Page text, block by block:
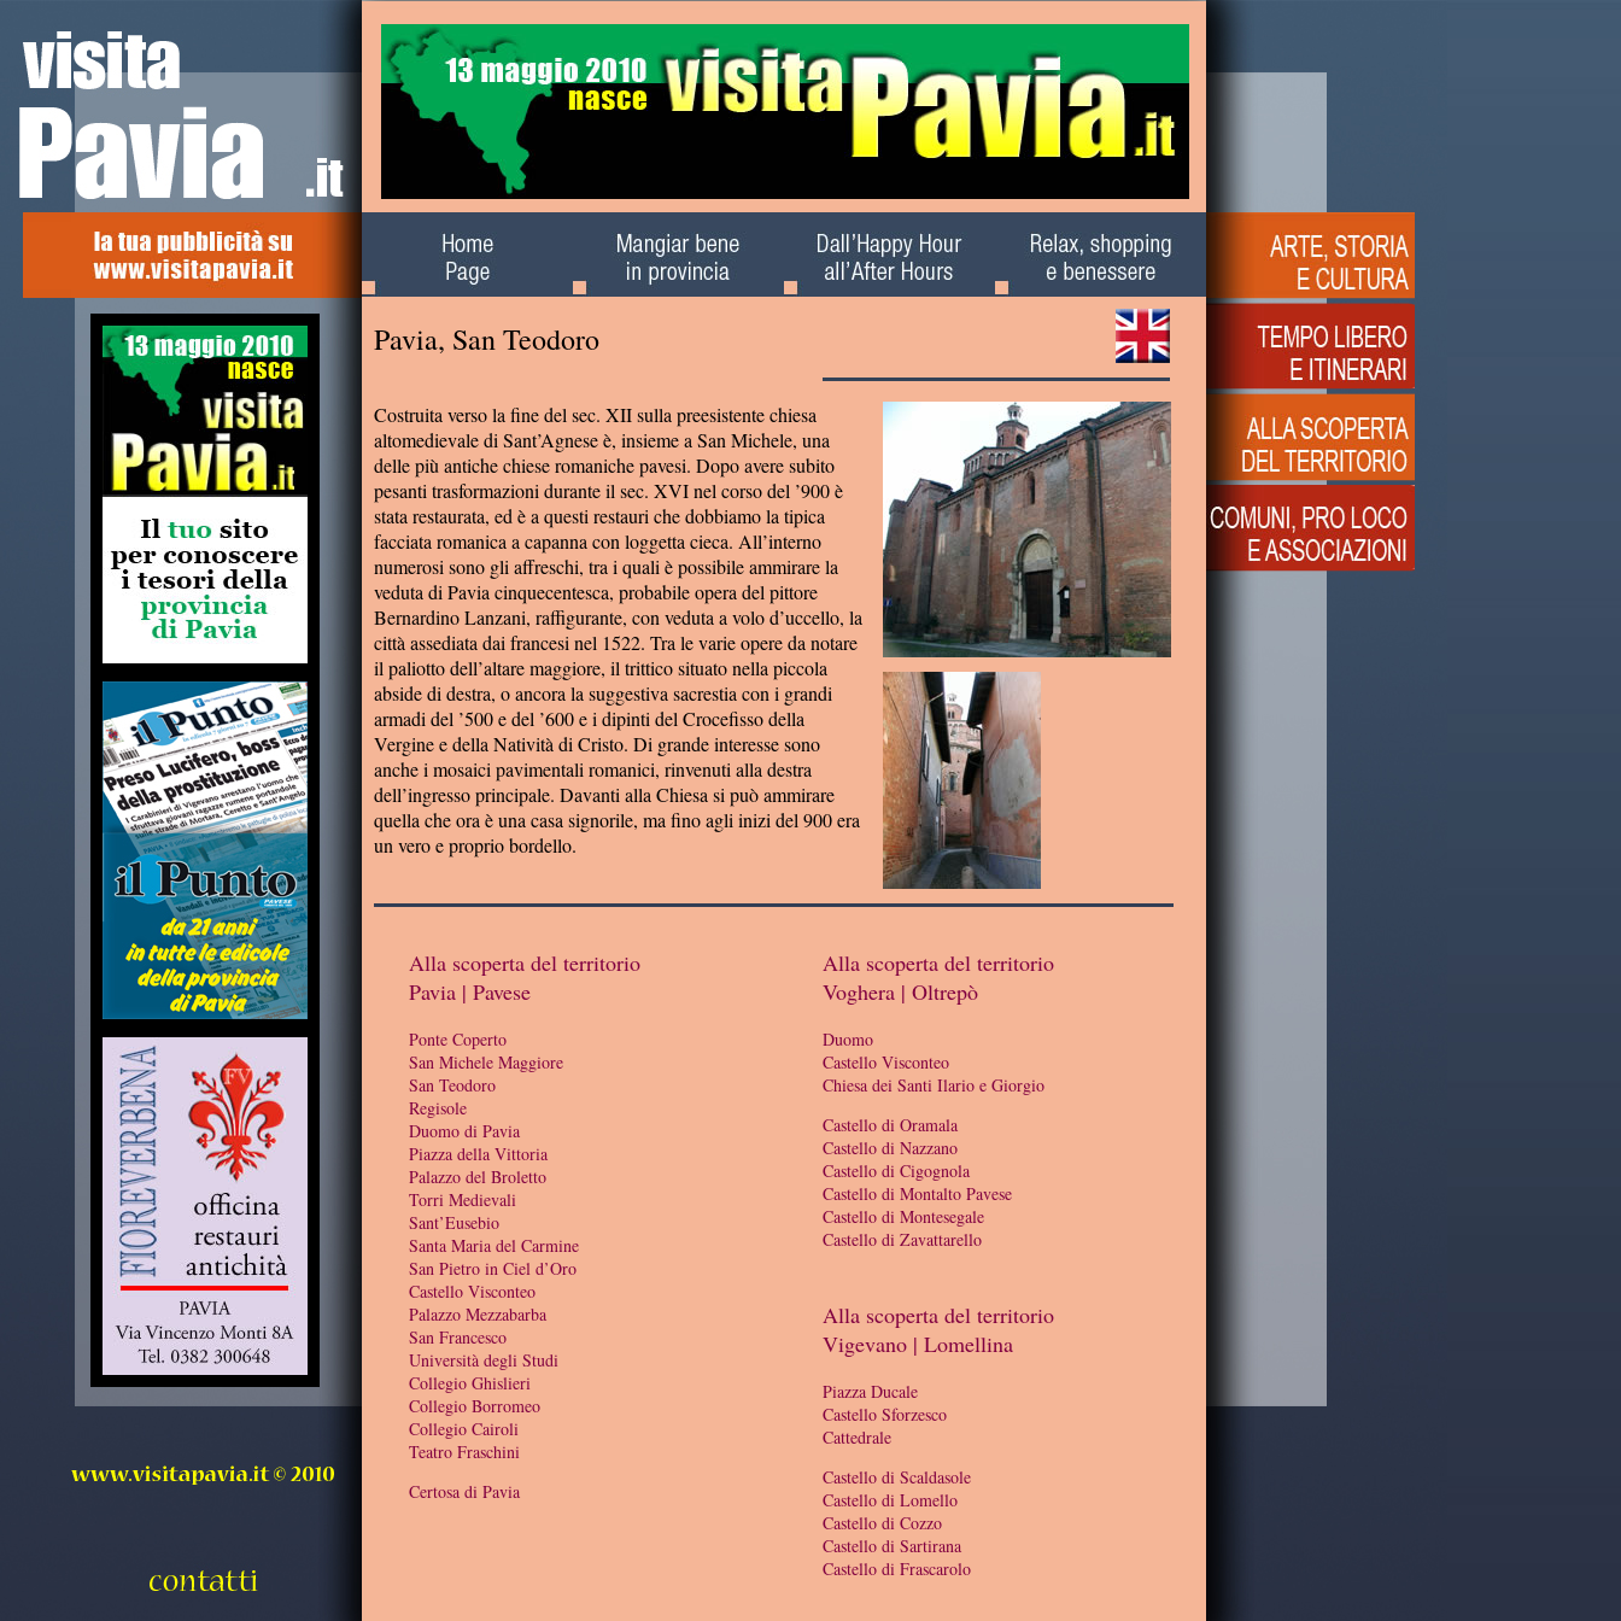
Costruita verso la fine del sec. XII sulla preesistente chiesa
altomedievale di Sant’Agnese è, insieme a San Michele, una
delle più antiche chiese romaniche pavesi. Dopo avere subito
pesanti trasformazioni durante il sec. XVI nel corso del ’900 è
stata restaurata, ed è a questi restauri che dobbiamo la tipica
facciata romanica a capanna con loggetta cieca. All’interno
numerosi sono gli affreschi, tra i quali è possibile ammirare la
veduta di Pavia cinquecentesca, probabile opera del pittore
Bernardino Lanzani, raffigurante, con veduta a volo d’uccello, la
città assediata dai francesi nel 1522. Tra le varie opere da notare
il paliotto dell’altare maggiore, il trittico situato nella piccola
abside di destra, o ancora la suggestiva sacrestia con i grandi
armadi del ’500 e del ’600 e i dipinti del Crocefisso della
Vergine e della Natività di Cristo. Di grande interesse sono
anche i mosaici pavimentali romanici, rinvenuti alla destra
dell’ingresso principale. Davanti alla Chiesa si può ammirare
quella che ora è una casa signorile, ma fino agli inizi del 900 era
un vero e proprio bordello.
Alla scoperta del
territorio
Pavia, San Teodoro
Alla scoperta del territorio
Pavia | Pavese
Ponte Coperto
San Michele Maggiore
San Teodoro
Regisole
Duomo di Pavia
Piazza della Vittoria
Palazzo del Broletto
Torri Medievali
Sant’Eusebio
Santa Maria del Carmine
San Pietro in Ciel d’Oro
Castello Visconteo
Palazzo Mezzabarba
San Francesco
Università degli Studi
Collegio Ghislieri
Collegio Borromeo
Collegio Cairoli
Teatro Fraschini
Certosa di Pavia
Alla scoperta del territorio
Voghera | Oltrepò
Duomo
Castello Visconteo
Chiesa dei Santi Ilario e Giorgio
Castello di Oramala
Castello di Nazzano
Castello di Cigognola
Castello di Montalto Pavese
Castello di Montesegale
Castello di Zavattarello
Alla scoperta del territorio
Vigevano | Lomellina
Piazza Ducale
Castello Sforzesco
Cattedrale
Castello di Scaldasole
Castello di Lomello
Castello di Cozzo
Castello di Sartirana
Castello di Frascarolo